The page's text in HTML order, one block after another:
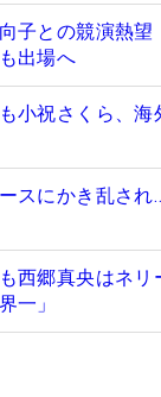
子との競演熱
出場へ
祝さくら、海
スにかき乱さ
西郷真央はネ
一」